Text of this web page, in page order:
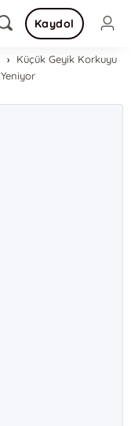
Kaydol
Küçük Geyik Korkuyu
Yeniyor